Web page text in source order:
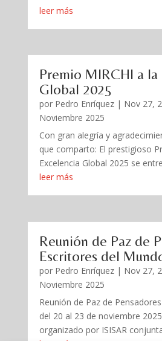
leer más
Premio MIRCHI a la
Global 2025
por Pedro Enríquez| Nov 27,
Noviembre 2025
Con gran alegría y
que comparto: El prestigioso
Excelencia Global 2025 se
leer más
Reunión de Paz de
Escritores del
por Pedro Enríquez| Nov 27,
Noviembre 2025
Reunión de Paz de
del 20 al 23 de noviembre
organizado por ISISAR